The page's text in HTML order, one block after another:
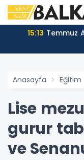
15:13 Temmuz
Anasayfa Eğitim
Lise
gurur
ve